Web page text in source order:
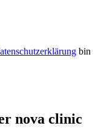
bin
nova clinic